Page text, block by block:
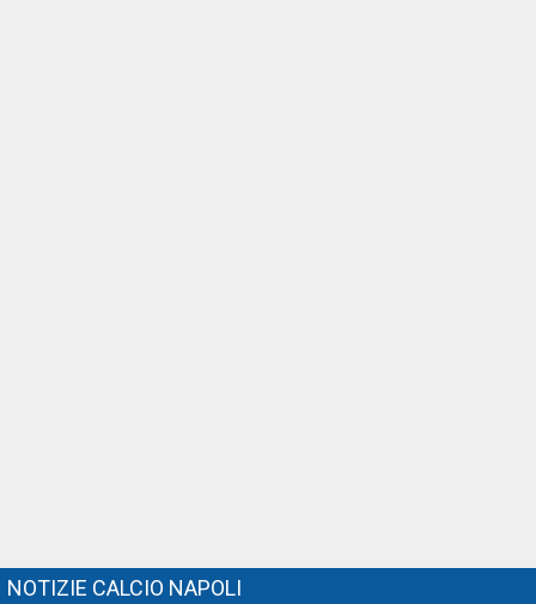
NOTIZIE CALCIO NAPOLI